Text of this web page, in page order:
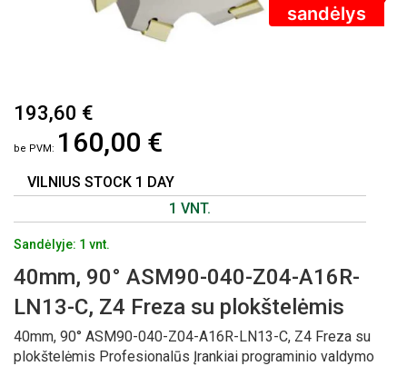
sandėlys
PAVEIKSLĖLIŲ
PRADŽIĄ
193,60 €
160,00 €
VILNIUS STOCK 1 DAY
1 VNT.
Sandėlyje: 1 vnt.
40mm, 90° ASM90-040-Z04-A16R-
LN13-C, Z4 Freza su plokštelėmis
40mm, 90° ASM90-040-Z04-A16R-LN13-C, Z4 Freza su
plokštelėmis Profesionalūs Įrankiai programinio valdymo